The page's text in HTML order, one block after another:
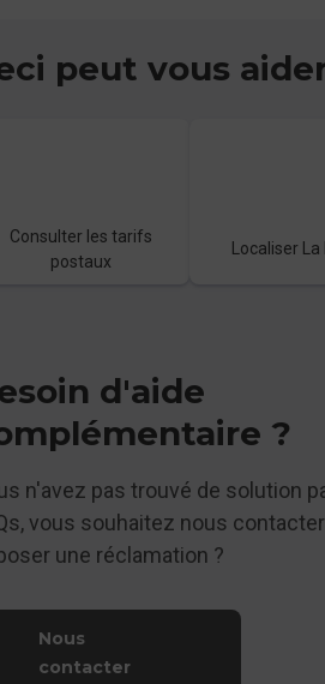
peut vous
Consulter les tarifs
postaux
Localiser La
d'aide
?
n'avez pas trouvé de solution
vous souhaitez nous
une réclamation ?
Nous
contacter